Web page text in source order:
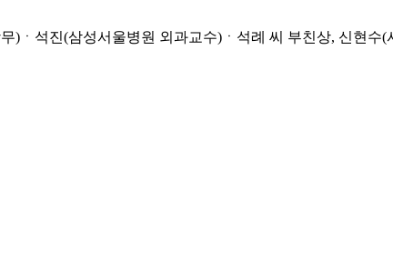
)ㆍ석진(삼성서울병원 외과교수)ㆍ석례 씨 부친상, 신현